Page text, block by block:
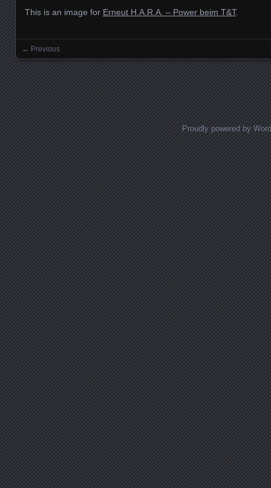
This is an image for Erneut H.A.R.A. – Power beim T&T.
Images navigation
← Previous
Proudly powered by